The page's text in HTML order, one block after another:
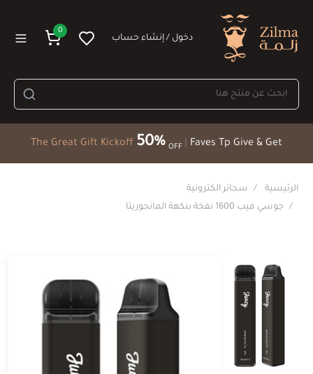
The Great Gift Kickoff 50% OFF Faves Tp Give & Get
دخول / إنشاء حساب
0
الرئيسية
سجائر الكترونية
جوسي فيب 1600 نفخة بنكهة المانجوريتا